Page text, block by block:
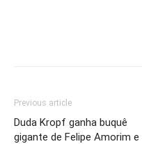
Previous article
Duda Kropf ganha buquê
gigante de Felipe Amorim e